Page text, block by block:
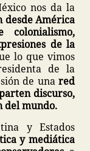
nos da la
desde América
de la
lo que vimos
de la
de una red
discurso,
del mundo.
y Estados
y mediática